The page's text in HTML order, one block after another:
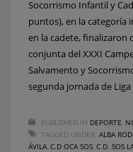
Socorrismo Infantil y
puntos), en la categoría
en la cadete, finalizaron
conjunta del XXXI
Salvamento y
segunda jornada de
PUBLISHED IN DEPORTE
TAGGED UNDER: ALBA
ÁVILA C.D OCA SOS C.D. SOS